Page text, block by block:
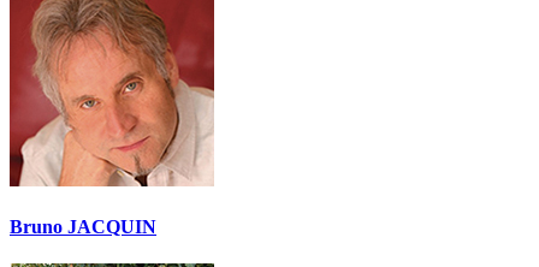
Bruno JACQUIN